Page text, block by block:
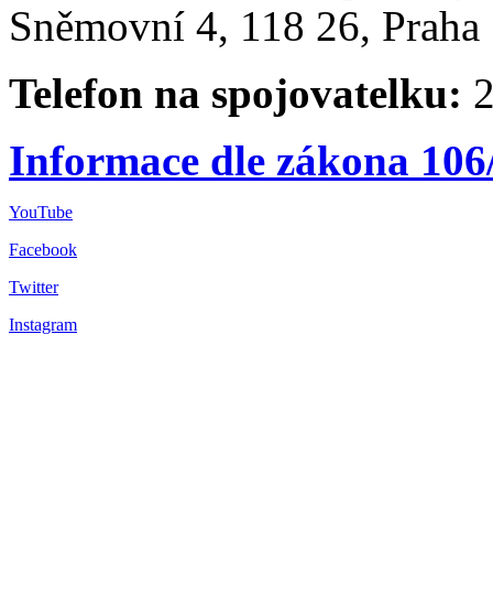
Sněmovní 4, 118 26,
Telefon na spojovatelku:
Informace dle zákona
YouTube
Facebook
Twitter
Instagram